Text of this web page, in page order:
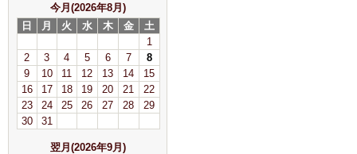
今月(2026年8月)
日
月 火 水 木 金
土
1
2
3 4 5 6 7
8
9
10 11 12 13 14
15
16
17 18 19 20 21
22
23
24 25 26 27 28
29
30
31
翌月(2026年9月)